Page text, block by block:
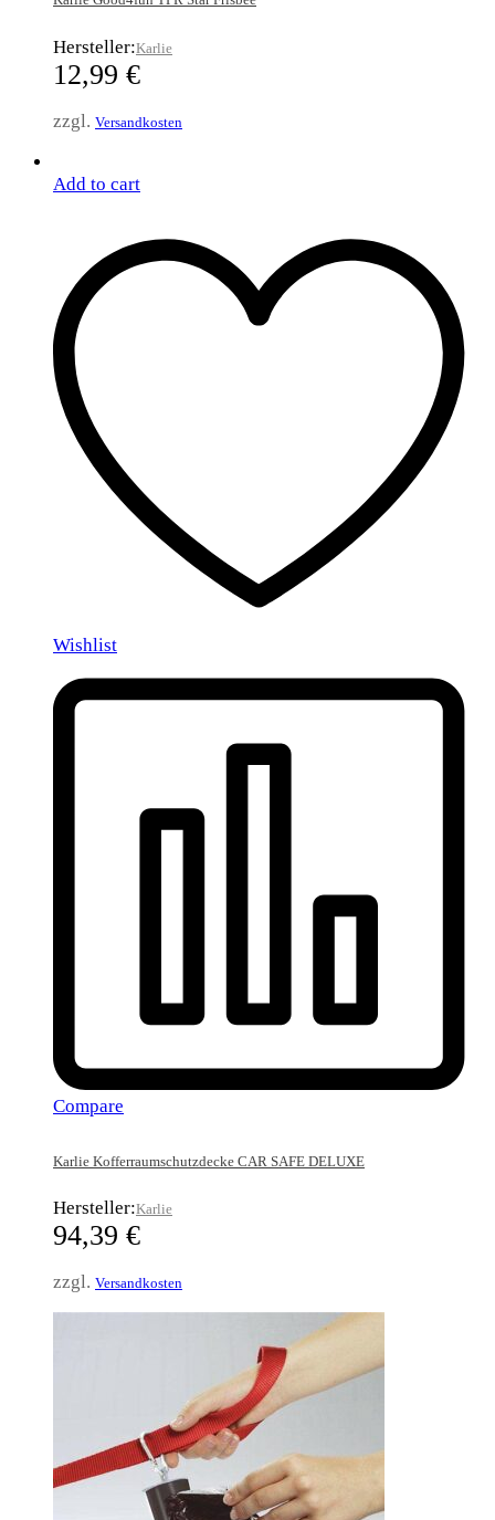
Hersteller:Karlie
12,99 €
zzgl. Versandkosten
Add to cart
Wishlist
Compare
Karlie Kofferraumschutzdecke CAR SAFE DELUXE
Hersteller:Karlie
94,39 €
zzgl. Versandkosten